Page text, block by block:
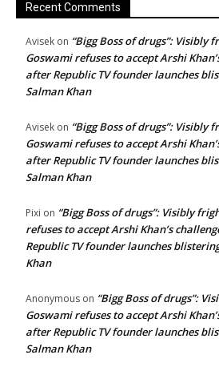
Recent Comments
Avisek on “Bigg Boss of drugs”: Visibly
Goswami refuses to accept Arshi
after Republic TV founder launches
Salman Khan
Avisek on “Bigg Boss of drugs”: Visibly
Goswami refuses to accept Arshi
after Republic TV founder launches
Salman Khan
Pixi on “Bigg Boss of drugs”: Visibly
refuses to accept Arshi Khan’s
Republic TV founder launches
Khan
Anonymous on “Bigg Boss of drugs”:
Goswami refuses to accept Arshi
after Republic TV founder launches
Salman Khan